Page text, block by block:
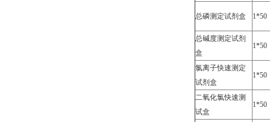
总磷测定试剂盒 1*50
总碱度测定试剂
盒
1*50
氯离子快速测定
试剂盒
1*50
二氧化氯快速测
试盒
1*50